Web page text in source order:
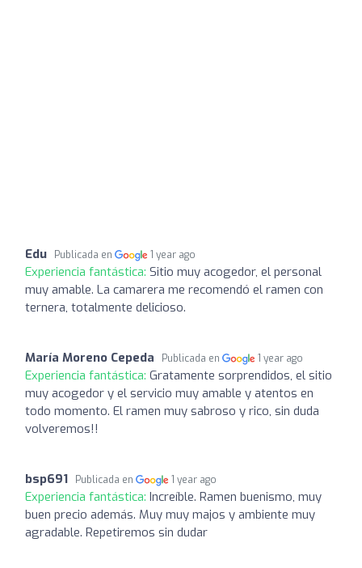
Edu Publicada en 1 year ago
Experiencia fantástica: Sitio muy acogedor, el personal
muy amable. La camarera me recomendó el ramen con
ternera, totalmente delicioso.
María Moreno Cepeda Publicada en 1 year ago
Experiencia fantástica: Gratamente sorprendidos, el sitio
muy acogedor y el servicio muy amable y atentos en
todo momento. El ramen muy sabroso y rico, sin duda
volveremos!!
bsp691 Publicada en 1 year ago
Experiencia fantástica: Increíble. Ramen buenismo, muy
buen precio además. Muy muy majos y ambiente muy
agradable. Repetiremos sin dudar